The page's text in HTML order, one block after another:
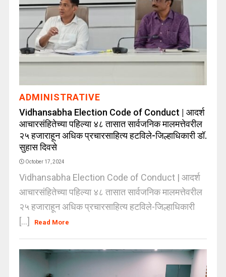
ADMINISTRATIVE
Vidhansabha Election Code of Conduct | आदर्श
आचारसंहितेच्या पहिल्या ४८ तासात सार्वजनिक मालमत्तेवरील
२५ हजाराहून अधिक प्रचारसाहित्य हटविले-जिल्हाधिकारी डॉ.
सुहास दिवसे
October 17, 2024
Vidhansabha Election Code of Conduct | आदर्श
आचारसंहितेच्या पहिल्या ४८ तासात सार्वजनिक मालमत्तेवरील
२५ हजाराहून अधिक प्रचारसाहित्य हटविले-जिल्हाधिकारी
[...]
Read More